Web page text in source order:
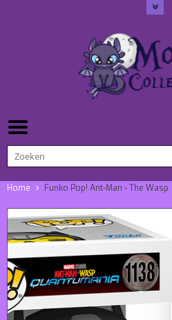
Home Funko Pop! Ant-Man - The Wasp